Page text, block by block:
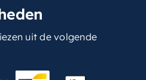
uit de volgende